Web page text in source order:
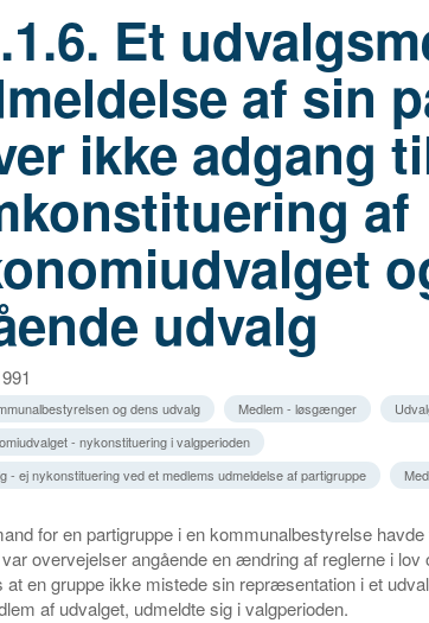
Et
af sin
ikke adgang
af
udvalg
og dens udvalg Medlem - løsgænger
- nykonstituering i valgperioden
- ej nykonstituering ved et medlems udmeldelse af partigruppe
for en partigruppe i en kommunalbestyrelse
overvejelser angående en ændring af reglerne i
at en gruppe ikke mistede sin repræsentation i et
af udvalget, udmeldte sig i valgperioden.